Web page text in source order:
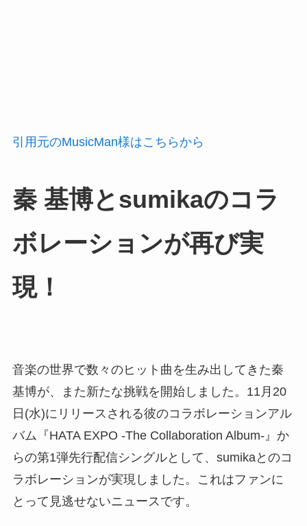
引用元のMusicMan様はこちらから
秦 基博とsumikaのコラ
ボレーションが再び実
現！
音楽の世界で数々のヒット曲を生み出してきた秦
基博が、また新たな挑戦を開始しました。11月20
日(水)にリリースされる彼のコラボレーションアル
バム『HATA EXPO -The Collaboration Album-』か
らの第1弾先行配信シングルとして、sumikaとのコ
ラボレーションが実現しました。これはファンに
とって見逃せないニュースです。